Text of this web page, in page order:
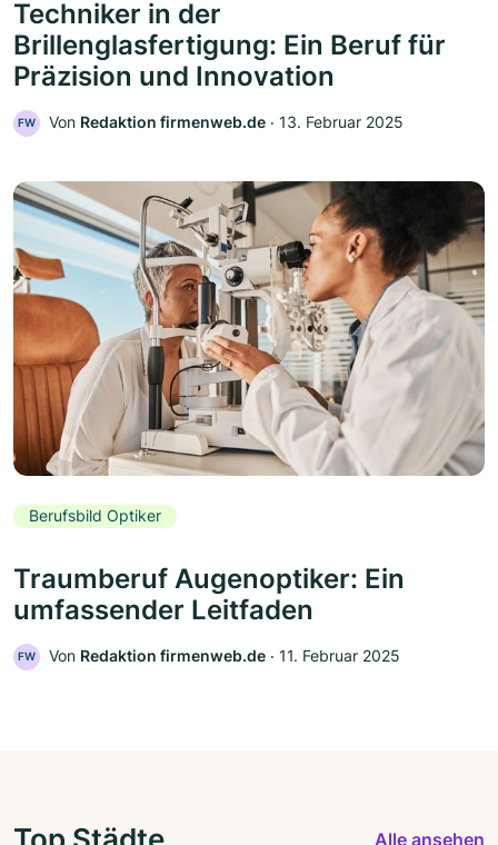
Techniker in der
Brillenglasfertigung: Ein Beruf für
Präzision und Innovation
FW Von Redaktion firmenweb.de ‧ 13. Februar 2025
Berufsbild Optiker
Traumberuf Augenoptiker: Ein
umfassender Leitfaden
FW Von Redaktion firmenweb.de ‧ 11. Februar 2025
Alle ansehen